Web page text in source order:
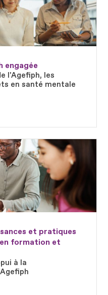
engagée
l'Agefiph, les
en santé mentale
et pratiques
formation et
à la